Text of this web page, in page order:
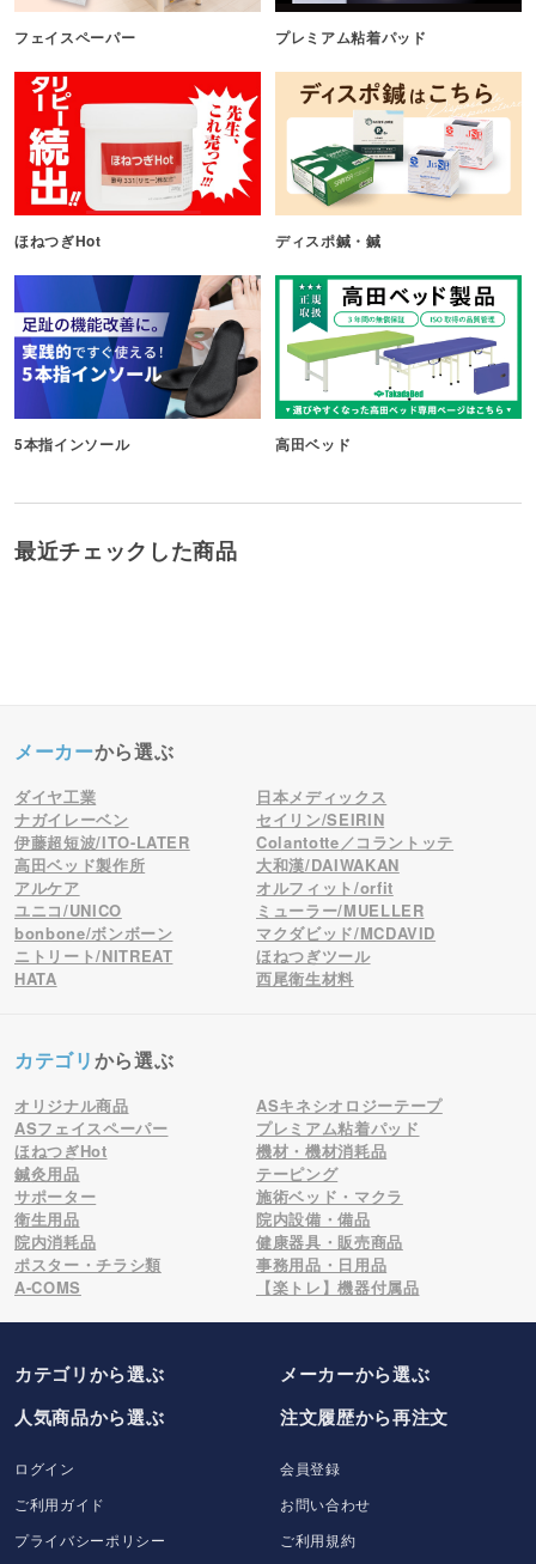
フェイスペーパー プレミアム粘着パッド
ほねつぎHot ディスポ鍼・鍼
5本指インソール 高田ベッド
最近チェックした商品
メーカーから選ぶ
ダイヤ工業
日本メディックス
ナガイレーベン
セイリン/SEIRIN
伊藤超短波/ITO-LATER
Colantotte／コラントッテ
高田ベッド製作所
大和漢/DAIWAKAN
アルケア
オルフィット/orfit
ユニコ/UNICO
ミューラー/MUELLER
bonbone/ボンボーン
マクダビッド/MCDAVID
ニトリート/NITREAT
ほねつぎツール
HATA
西尾衛生材料
カテゴリから選ぶ
オリジナル商品
ASキネシオロジーテープ
ASフェイスペーパー
プレミアム粘着パッド
ほねつぎHot
機材・機材消耗品
鍼灸用品
テーピング
サポーター
施術ベッド・マクラ
衛生用品
院内設備・備品
院内消耗品
健康器具・販売商品
ポスター・チラシ類
事務用品・日用品
A-COMS
【楽トレ】機器付属品
カテゴリから選ぶ メーカーから選ぶ
人気商品から選ぶ
注文履歴から再注文
ログイン
会員登録
ご利用ガイド
お問い合わせ
プライバシーポリシー
ご利用規約